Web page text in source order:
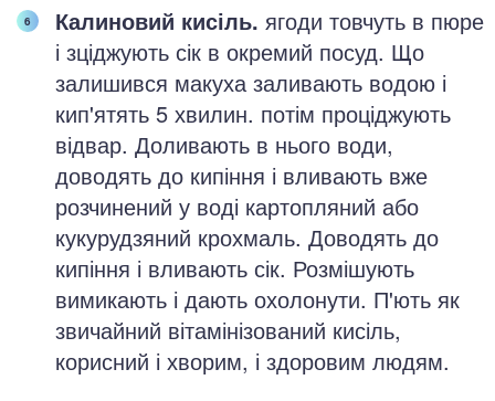
Калиновий кисіль. ягоди товчуть в пюре
і зціджують сік в окремий посуд. Що
залишився макуха заливають водою і
кип'ятять 5 хвилин. потім проціджують
відвар. Доливають в нього води,
доводять до кипіння і вливають вже
розчинений у воді картопляний або
кукурудзяний крохмаль. Доводять до
кипіння і вливають сік. Розмішують
вимикають і дають охолонути. П'ють як
звичайний вітамінізований кисіль,
корисний і хворим, і здоровим людям.